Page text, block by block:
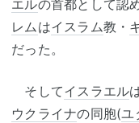
エルの首都として認
レム はイスラム教・
だった。
そしてイスラエル
ウクライナの同胞(ユ